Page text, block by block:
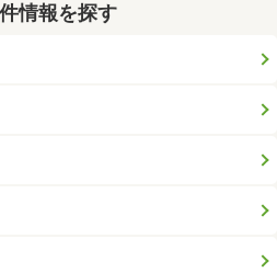
情報を探す